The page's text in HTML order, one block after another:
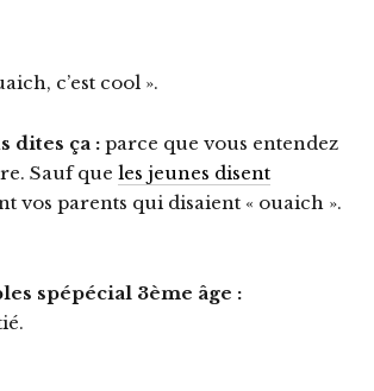
c’est cool ».
dites ça : parce que vous entendez
Sauf que les jeunes disent
vos parents qui disaient « ouaich ».
spépécial 3ème âge :